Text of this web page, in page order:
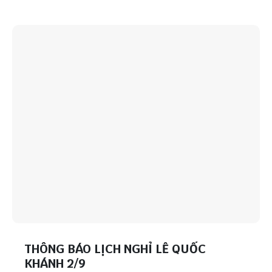
THÔNG BÁO LỊCH NGHỈ LỄ QUỐC
KHÁNH 2/9